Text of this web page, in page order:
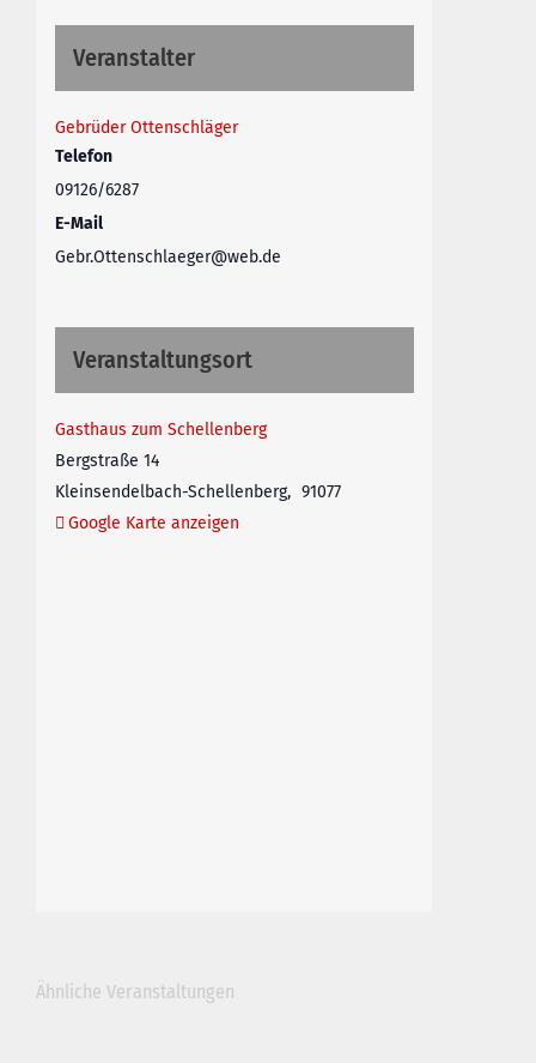
Veranstalter
Gebrüder Ottenschläger
Telefon
09126/6287
E-Mail
Gebr.Ottenschlaeger@web.de
Veranstaltungsort
Gasthaus zum Schellenberg
Bergstraße 14
Kleinsendelbach-Schellenberg, 91077
Google Karte anzeigen
Ähnliche Veranstaltungen